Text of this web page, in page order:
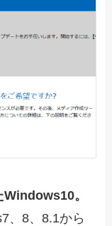
。
、8、8.1から